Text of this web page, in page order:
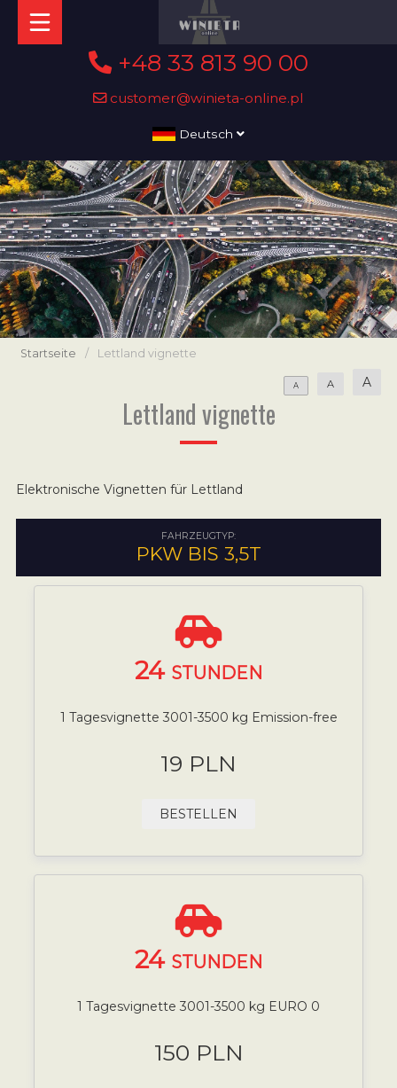
+48 33 813 90 00
customer@winieta-online.pl
Deutsch
Startseite / Lettland vignette
A A A
Lettland vignette
Elektronische Vignetten für Lettland
FAHRZEUGTYP:
PKW BIS 3,5T
24 STUNDEN
1 Tagesvignette 3001-3500 kg Emission-free
19 PLN
BESTELLEN
24 STUNDEN
1 Tagesvignette 3001-3500 kg EURO 0
150 PLN